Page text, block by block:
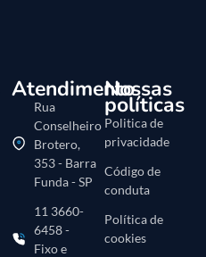
Atendimento
Rua
Conselheiro
Brotero,
353 - Barra
Funda - SP
11 3660-
6458 -
Fixo e
Nossas
políticas
Politica de
privacidade
Código de
conduta
Política de
cookies